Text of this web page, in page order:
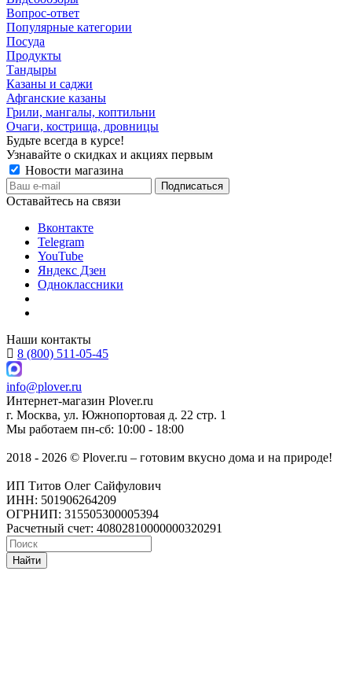
Вопрос-ответ
Популярные категории
Посуда
Продукты
Тандыры
Казаны и саджи
Афганские казаны
Грили, мангалы, коптильни
Очаги, кострища, дровницы
Будьте всегда в курсе!
Узнавайте о скидках и акциях первым
Новости магазина
Оставайтесь на связи
Вконтакте
Telegram
YouTube
Яндекс Дзен
Одноклассники
Наши контакты
8 (800) 511-05-45
info@plover.ru
Интернет-магазин Plover.ru
г. Москва, ул. Южнопортовая д. 22 стр. 1
Мы работаем пн-сб: 10:00 - 18:00
2018 - 2026 © Plover.ru – готовим вкусно дома и на природе!
ИП Титов Олег Сайфулович
ИНН: 501906264209
ОГРНИП: 315505300005394
Расчетный счет: 40802810000000320291
Найти